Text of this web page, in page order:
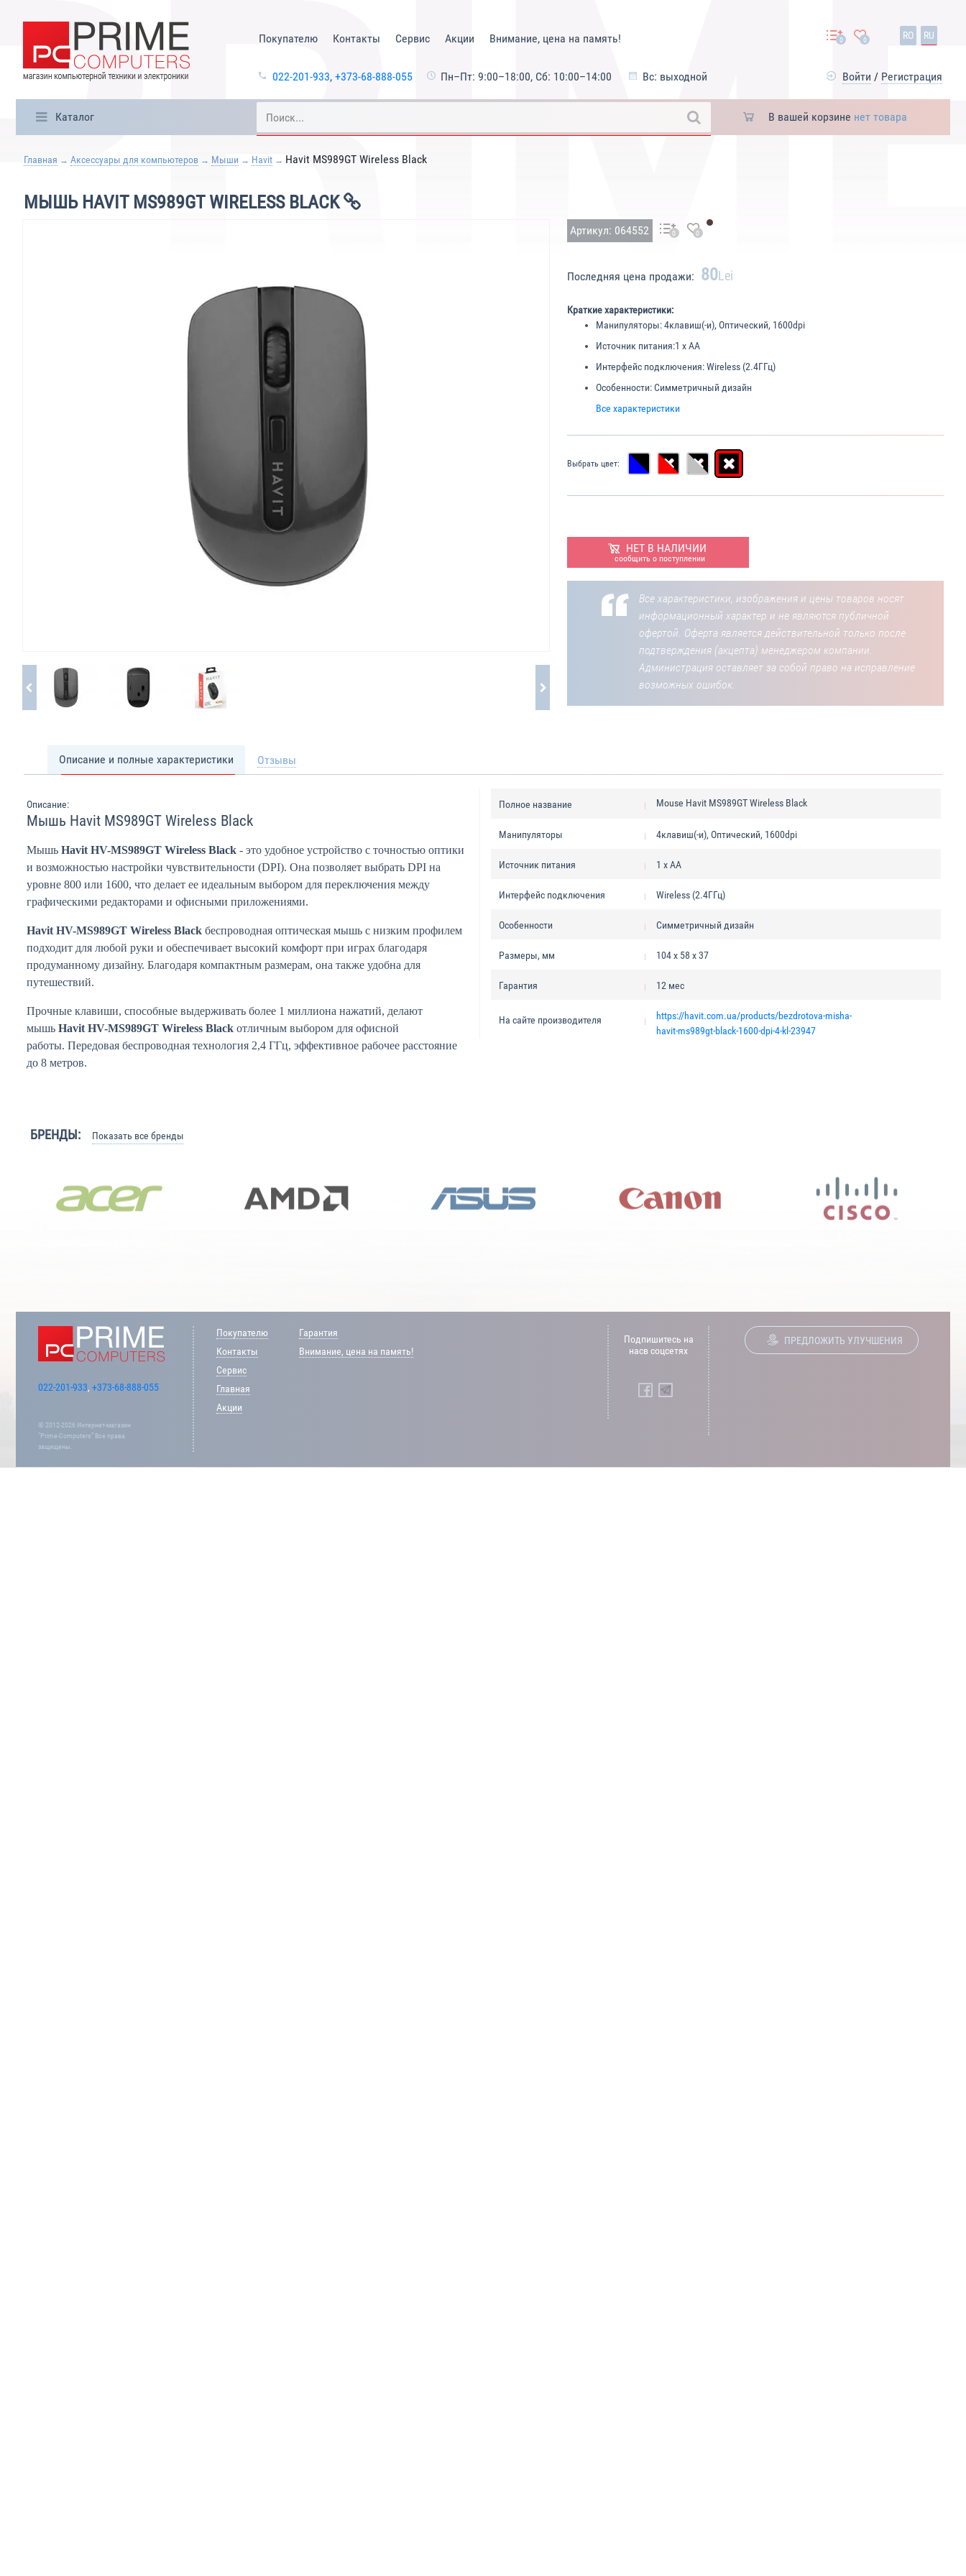
Покупателю Контакты Сервис Акции Внимание, цена на память!
022-201-933, +373-68-888-055 Пн–Пт: 9:00–18:00, Сб: 10:00–14:00 Вс: выходной
0 0 RO RU
Войти / Регистрация
Каталог В вашей корзине нет товара
Главная Аксессуары для компьютеров Мыши Havit Havit MS989GT Wireless Black
МЫШЬ HAVIT MS989GT WIRELESS BLACK
Артикул: 064552 0 0
Последняя цена продажи: 80Lei
Краткие характеристики:
Манипуляторы:4клавиш(-и), Оптический, 1600dpi
Источник питания:1 x AA
Интерфейс подключения:Wireless (2.4ГГц)
Особенности:Симметричный дизайн
Все характеристики
Выбрать цвет:
НЕТ В НАЛИЧИИ
сообщить о поступлении
Все характеристики, изображения и цены товаров носят
информационный характер и не являются публичной
офертой. Оферта является действительной только после
подтверждения (акцепта) менеджером компании.
Администрация оставляет за собой право на исправление
возможных ошибок.
Описание и полные характеристики Отзывы
Описание:
Мышь Havit MS989GT Wireless Black
Мышь Havit HV-MS989GT Wireless Black - это удобное устройство с точностью оптики
и возможностью настройки чувствительности (DPI). Она позволяет выбрать DPI на
уровне 800 или 1600, что делает ее идеальным выбором для переключения между
графическими редакторами и офисными приложениями.
Havit HV-MS989GT Wireless Black беспроводная оптическая мышь с низким профилем
подходит для любой руки и обеспечивает высокий комфорт при играх благодаря
продуманному дизайну. Благодаря компактным размерам, она также удобна для
путешествий.
Прочные клавиши, способные выдерживать более 1 миллиона нажатий, делают
мышь Havit HV-MS989GT Wireless Black отличным выбором для офисной
работы. Передовая беспроводная технология 2,4 ГГц, эффективное рабочее расстояние
до 8 метров.
Полное название Mouse Havit MS989GT Wireless Black
Манипуляторы 4клавиш(-и), Оптический, 1600dpi
Источник питания 1 x AA
Интерфейс подключения Wireless (2.4ГГц)
Особенности Симметричный дизайн
Размеры, мм 104 x 58 x 37
Гарантия 12 мес
На сайте производителя
https://havit.com.ua/products/bezdrotova-misha-
havit-ms989gt-black-1600-dpi-4-kl-23947
БРЕНДЫ: Показать все бренды
022-201-933, +373-68-888-055
© 2012-2026 Интернет-магазин
“Prime-Computers” Все права
защищены.
Покупателю
Контакты
Сервис
Главная
Акции
Гарантия
Внимание, цена на память!
Подпишитесь на
насв соцсетях
ПРЕДЛОЖИТЬ УЛУЧШЕНИЯ